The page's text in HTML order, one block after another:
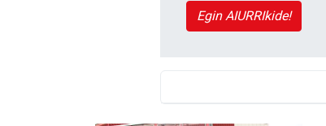
Egin AIURRIkide!